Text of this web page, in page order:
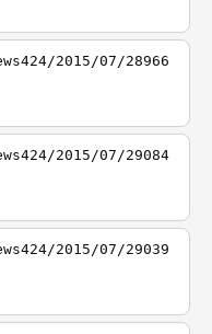
2015/07/28966
2015/07/29084
2015/07/29039